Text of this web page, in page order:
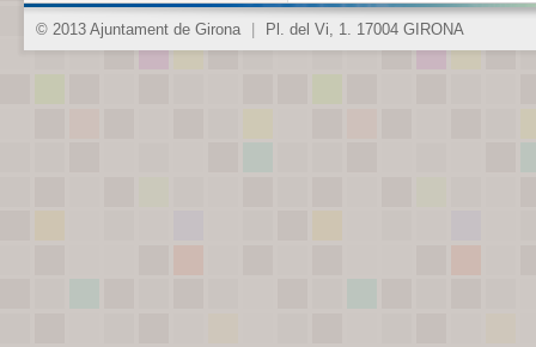
© 2013 Ajuntament de Girona Pl. del Vi, 1. 17004 GIRONA